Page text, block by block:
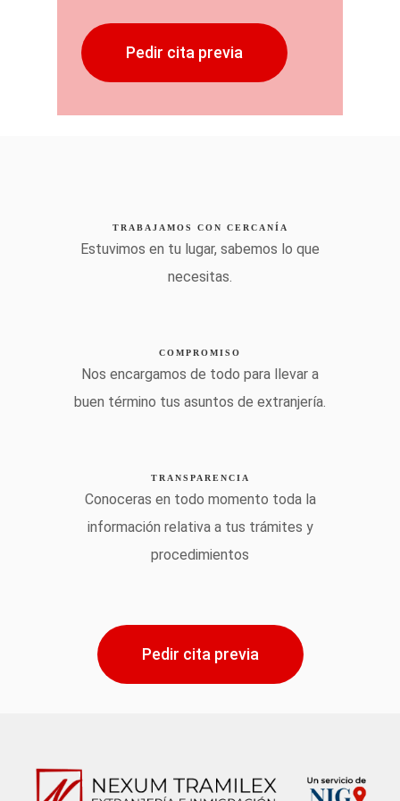
Pedir cita previa
TRABAJAMOS CON CERCANÍA
Estuvimos en tu lugar, sabemos lo que
necesitas.
COMPROMISO
Nos encargamos de todo para llevar a
buen término tus asuntos de extranjería.
TRANSPARENCIA
Conoceras en todo momento toda la
información relativa a tus trámites y
procedimientos
Pedir cita previa